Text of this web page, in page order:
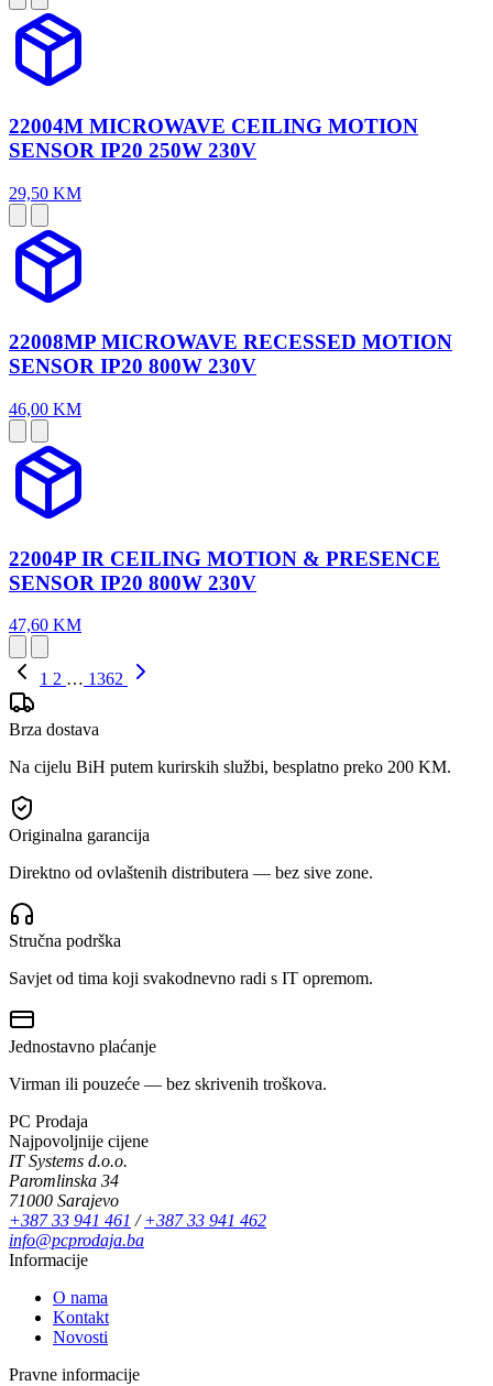
22004M MICROWAVE CEILING MOTION
SENSOR IP20 250W 230V
29,50 KM
22008MP MICROWAVE RECESSED MOTION
SENSOR IP20 800W 230V
46,00 KM
22004P IR CEILING MOTION & PRESENCE
SENSOR IP20 800W 230V
47,60 KM
1 2 … 1362
Brza dostava
Na cijelu BiH putem kurirskih službi, besplatno preko 200 KM.
Originalna garancija
Direktno od ovlaštenih distributera — bez sive zone.
Stručna podrška
Savjet od tima koji svakodnevno radi s IT opremom.
Jednostavno plaćanje
Virman ili pouzeće — bez skrivenih troškova.
PC Prodaja
Najpovoljnije cijene
IT Systems d.o.o.
Paromlinska 34
71000 Sarajevo
+387 33 941 461 /+387 33 941 462
info@pcprodaja.ba
Informacije
O nama
Kontakt
Novosti
Pravne informacije